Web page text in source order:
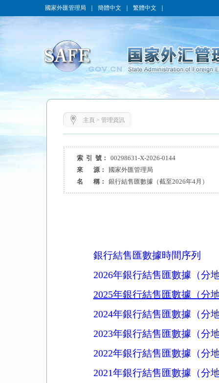
國家外匯管理局 簡體中文 繁體中文
主頁 > 管理資訊
索 引 號：
00298631-X-2026-0144
來 源：
國家外匯管理局
名 稱：
銀行結售匯數據（截至2026年4月）
銀行結售匯數據時間序列
2026年銀行結售匯數據（分
2025年銀行結售匯數據（分
2024年銀行結售匯數據（分
2023年銀行結售匯數據（分
2022年銀行結售匯數據（分
2021年銀行結售匯數據（分